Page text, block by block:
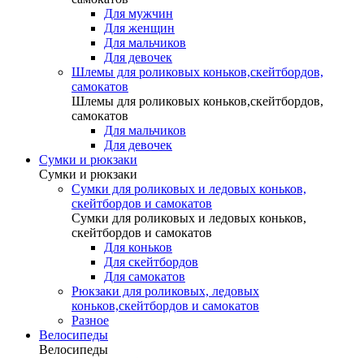
Для мужчин
Для женщин
Для мальчиков
Для девочек
Шлемы для роликовых коньков,скейтбордов,
самокатов
Шлемы для роликовых коньков,скейтбордов,
самокатов
Для мальчиков
Для девочек
Сумки и рюкзаки
Сумки и рюкзаки
Сумки для роликовых и ледовых коньков,
скейтбордов и самокатов
Сумки для роликовых и ледовых коньков,
скейтбордов и самокатов
Для коньков
Для скейтбордов
Для самокатов
Рюкзаки для роликовых, ледовых
коньков,скейтбордов и самокатов
Разное
Велосипеды
Велосипеды